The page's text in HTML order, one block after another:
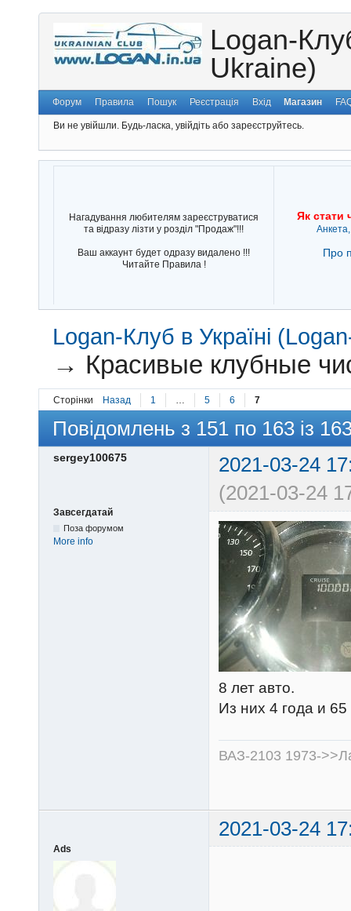
Logan-
Ukraine)
Форум Правила Пошук Реєстрація Вхід Магазин
Ви не увійшли. Будь-ласка, увійдіть або зареєструйтесь.
Нагадування любителям зареєструватися
та відразу лізти у розділ "Продаж"!!!
Ваш аккаунт будет одразу видалено !!!
Читайте Правила !
Як стати
Про
Logan-Клуб в Україні
→ Красивые клубные
Сторінки Назад 1 5 6 7
Повідомлень з 151 по 163 із
sergey100675
2021-03-24
(2021-03-24
Завсегдатай
Поза форумом
More info
8 лет авто.
Из них 4 года и
ВАЗ-2103 1973-
2021-03-24
Ads